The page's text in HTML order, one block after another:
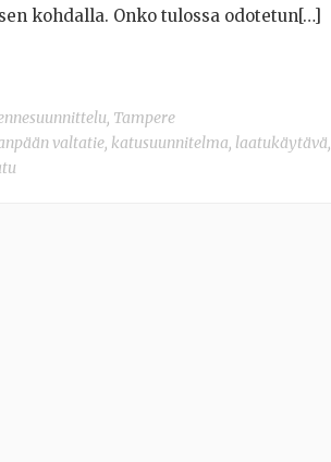
kohdalla. Onko tulossa odotetun[…]
, Tampere
valtatie, katusuunnitelma, laatukäytävä,